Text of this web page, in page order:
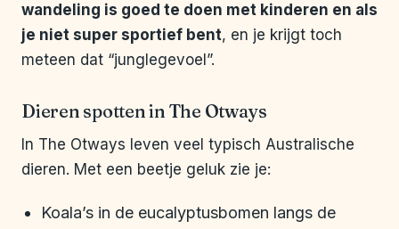
wandeling is goed te doen met kinderen en als
je niet super sportief bent, en je krijgt toch
meteen dat “junglegevoel”.
Dieren spotten in The Otways
In The Otways leven veel typisch Australische
dieren. Met een beetje geluk zie je:
Koala’s in de eucalyptusbomen langs de